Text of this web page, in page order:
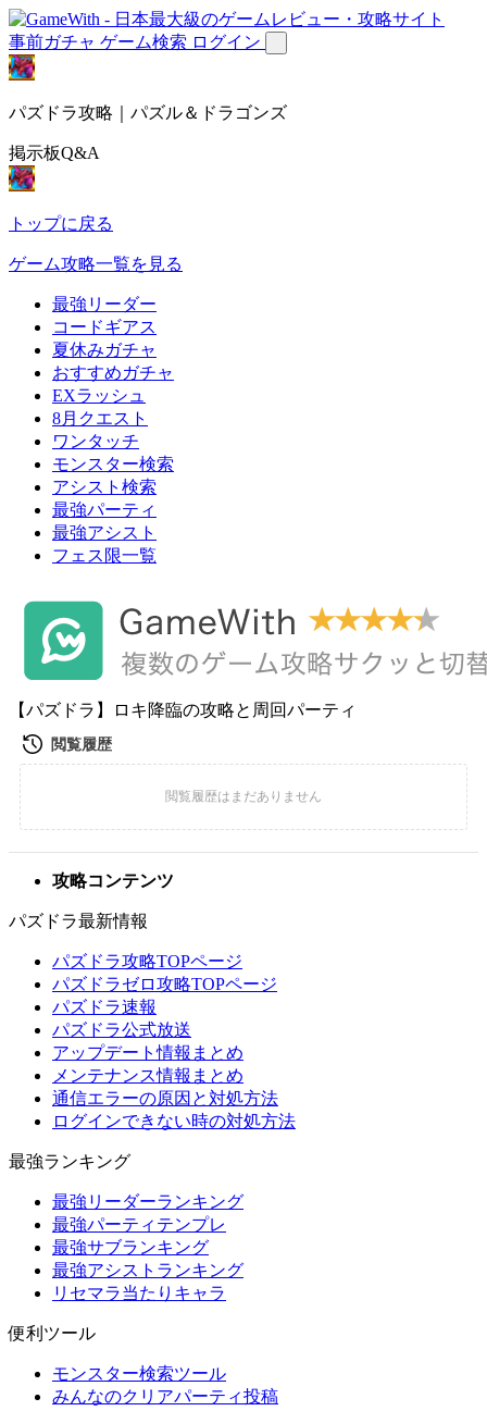
事前ガチャ ゲーム検索 ログイン
パズドラ攻略｜パズル＆ドラゴンズ
掲示板Q&A
トップに戻る
ゲーム攻略一覧を見る
最強リーダー
コードギアス
夏休みガチャ
おすすめガチャ
EXラッシュ
8月クエスト
ワンタッチ
モンスター検索
アシスト検索
最強パーティ
最強アシスト
フェス限一覧
【パズドラ】ロキ降臨の攻略と周回パーティ
攻略コンテンツ
パズドラ最新情報
パズドラ攻略TOPページ
パズドラゼロ攻略TOPページ
パズドラ速報
パズドラ公式放送
アップデート情報まとめ
メンテナンス情報まとめ
通信エラーの原因と対処方法
ログインできない時の対処方法
最強ランキング
最強リーダーランキング
最強パーティテンプレ
最強サブランキング
最強アシストランキング
リセマラ当たりキャラ
便利ツール
モンスター検索ツール
みんなのクリアパーティ投稿